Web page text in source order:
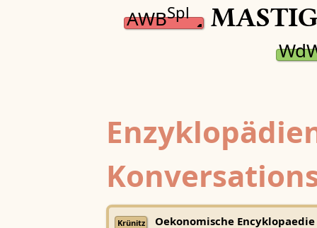
AWBSpl
Krünitz
Oekonomische Encyklopaedie